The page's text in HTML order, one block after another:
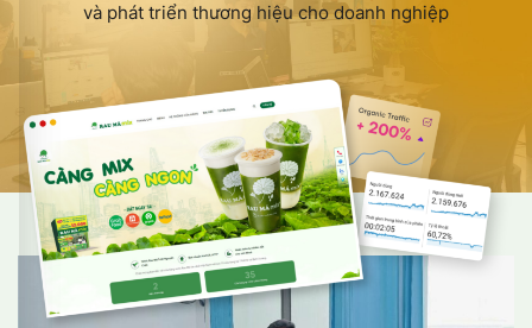
và phát triển thương hiệu cho doanh nghiệp